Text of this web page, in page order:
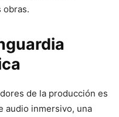
obras.
de la producción es
audio inmersivo, una